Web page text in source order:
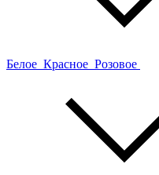
Белое Красное Розовое